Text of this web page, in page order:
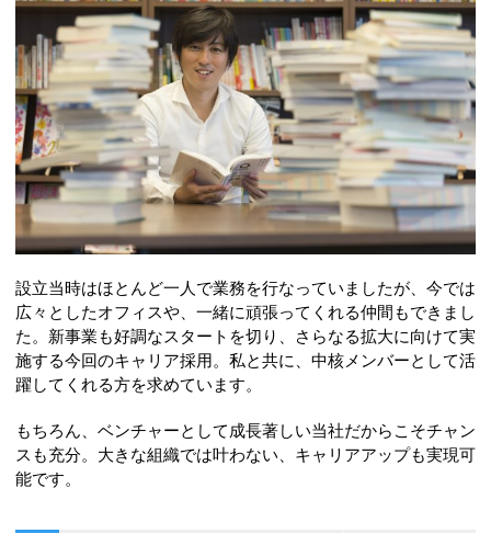
設立当時はほとんど一人で業務を行なっていましたが、今では
広々としたオフィスや、一緒に頑張ってくれる仲間もできまし
た。新事業も好調なスタートを切り、さらなる拡大に向けて実
施する今回のキャリア採用。私と共に、中核メンバーとして活
躍してくれる方を求めています。
もちろん、ベンチャーとして成長著しい当社だからこそチャン
スも充分。大きな組織では叶わない、キャリアアップも実現可
能です。